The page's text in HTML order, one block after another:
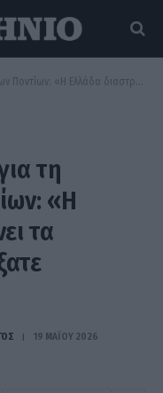
τα γεγονότα, εσείς σφάξατε Τούρκους»
τη
«Η
τα
19 ΜΑΪ́ΟΥ 2026